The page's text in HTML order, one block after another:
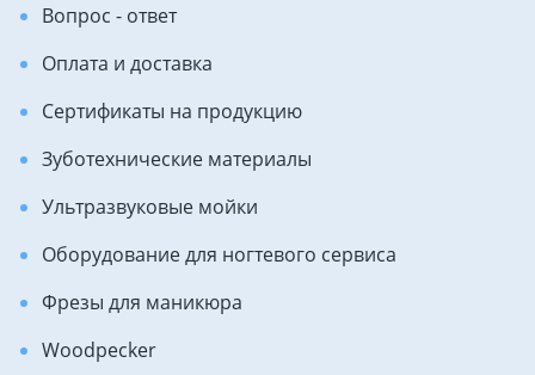
Вопрос - ответ
Оплата и доставка
Сертификаты на продукцию
Зуботехнические материалы
Ультразвуковые мойки
Оборудование для ногтевого сервиса
Фрезы для маникюра
Woodpecker